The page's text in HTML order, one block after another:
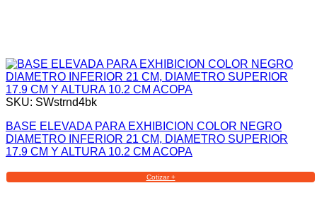
SKU: SWstrnd4bk
BASE ELEVADA PARA EXHIBICION COLOR NEGRO
DIAMETRO INFERIOR 21 CM, DIAMETRO SUPERIOR
17.9 CM Y ALTURA 10.2 CM ACOPA
Cotizar +